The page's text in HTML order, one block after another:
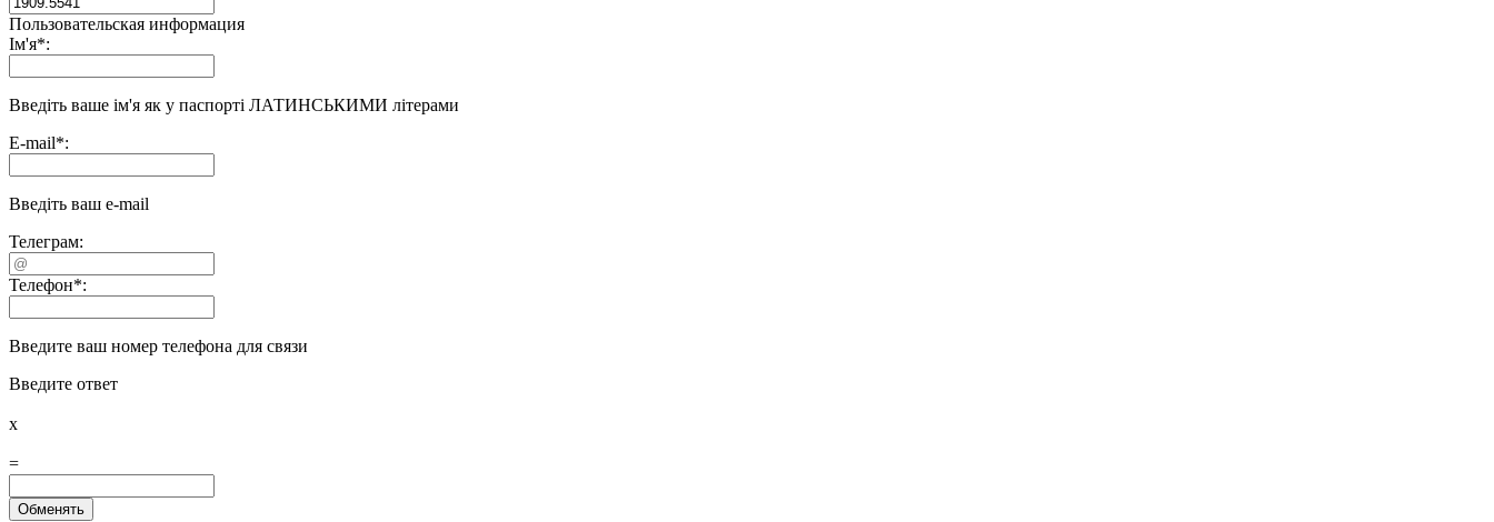
Пользовательская информация
Ім'я*:
Введіть ваше ім'я як у паспорті ЛАТИНСЬКИМИ літерами
E-mail*:
Введіть ваш e-mail
Телеграм:
Телефон*:
Введите ваш номер телефона для связи
Введите ответ
x
=